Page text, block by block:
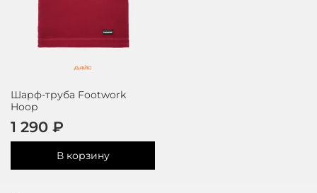
Шарф-труба Footwork
Hoop
1 290 ₽
В корзину